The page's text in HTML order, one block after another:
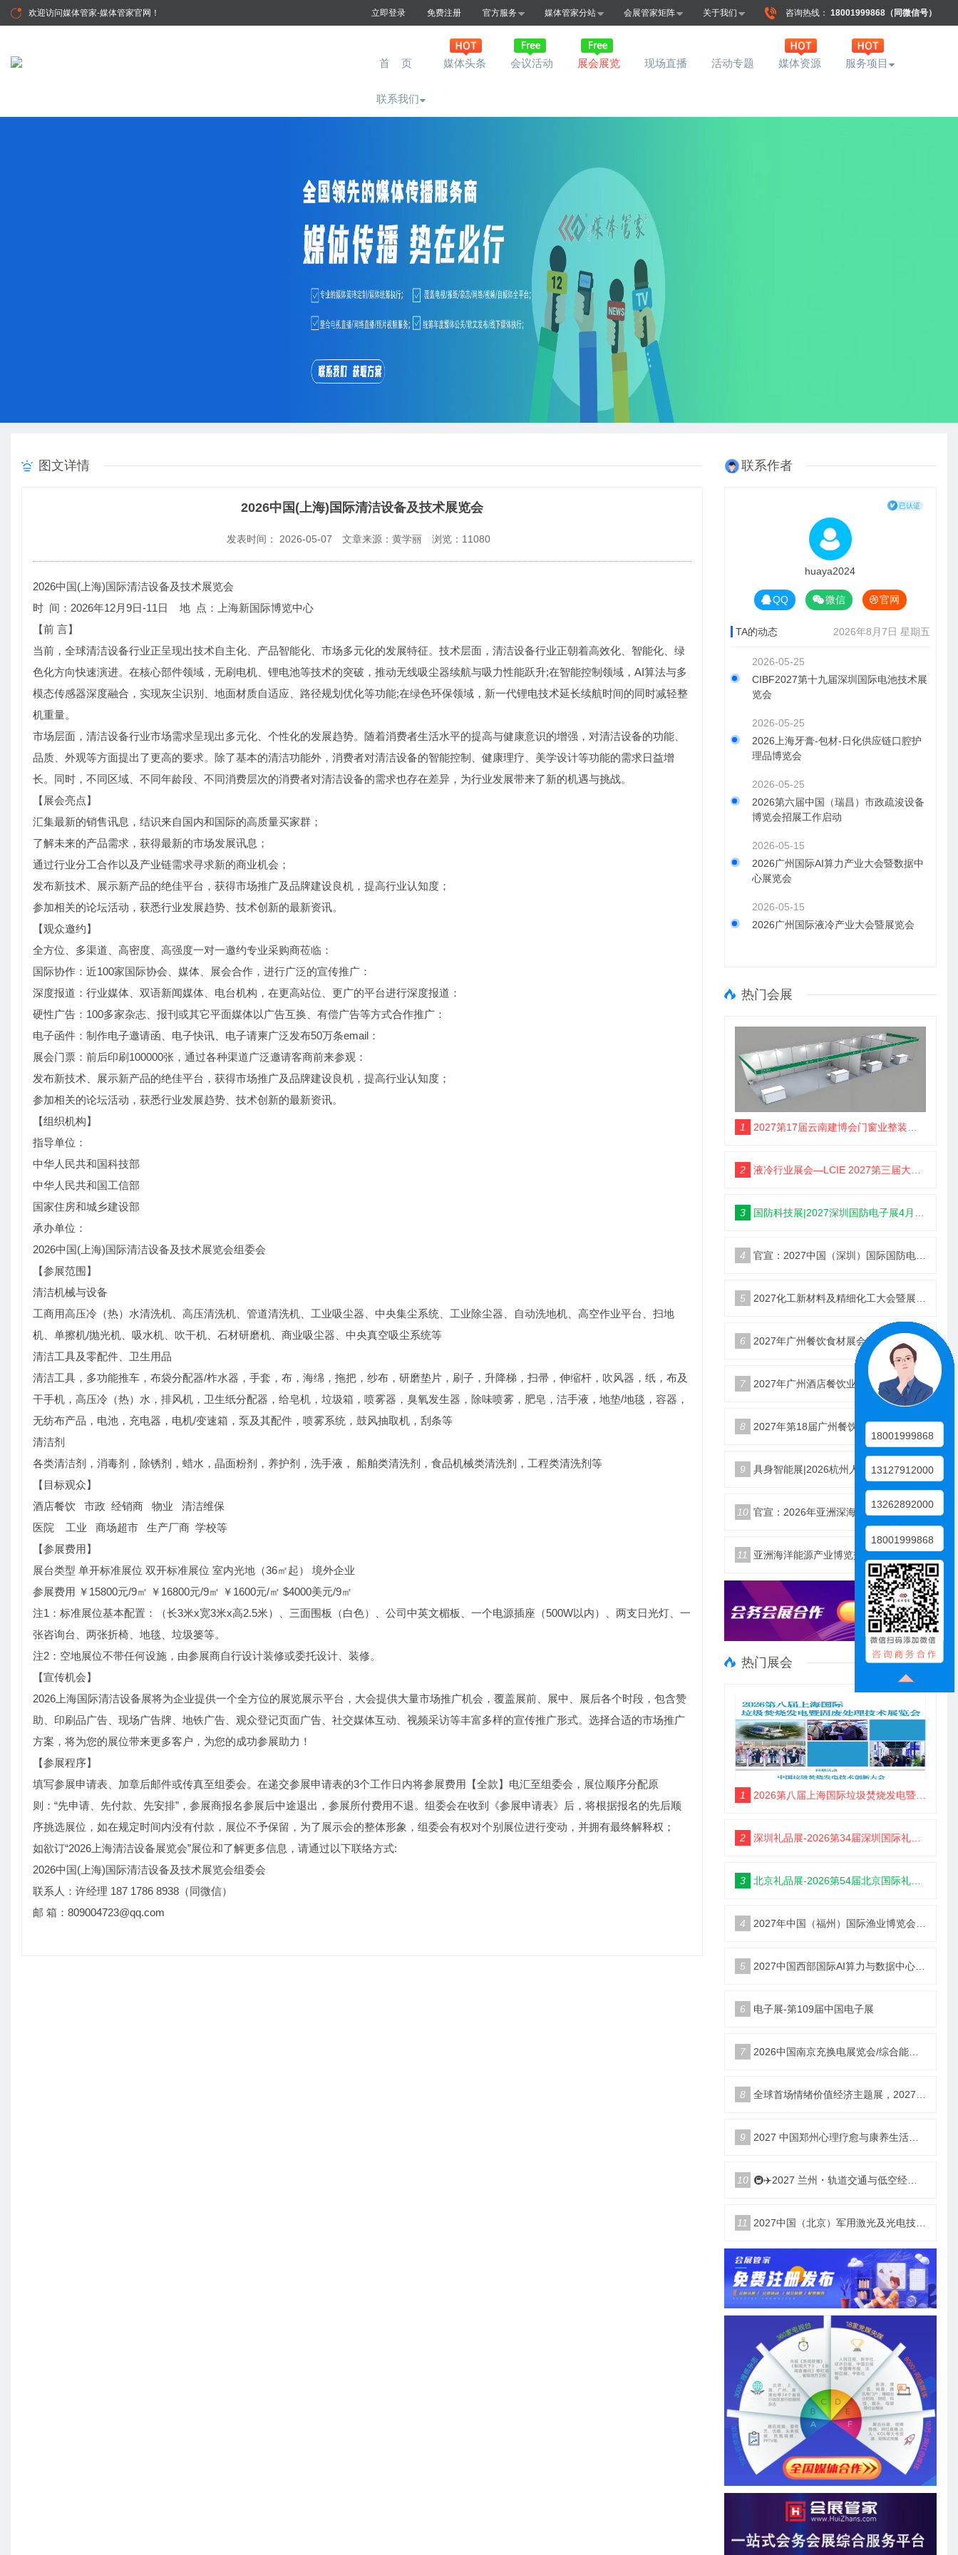
欢迎访问媒体管家-媒体管家官网 ！ 立即登录 免费注册 官方服务 媒体管家分站 会展管家矩阵 关于我们 咨询热线： 18001999868（同微信号）
首 页 媒体头条 会议活动 展会展览 现场直播 活动专题 媒体资源 服务项目
联系我们
图文详情
2026中国(上海)国际清洁设备及技术展览会
发表时间： 2026-05-07 文章来源：黄学丽 浏览： 11080
2026中国(上海)国际清洁设备及技术展览会
时 间：2026年12月9日-11日 地 点：上海新国际博览中心
【前 言】
当前，全球清洁设备行业正呈现出技术自主化、产品智能化、市场多元化的发展特征。技术层面，清洁设备行业正朝着高效化、智能化、绿
色化方向快速演进。在核心部件领域，无刷电机、锂电池等技术的突破，推动无线吸尘器续航与吸力性能跃升;在智能控制领域，AI算法与多
模态传感器深度融合，实现灰尘识别、地面材质自适应、路径规划优化等功能;在绿色环保领域，新一代锂电技术延长续航时间的同时减轻整
机重量。
市场层面，清洁设备行业市场需求呈现出多元化、个性化的发展趋势。随着消费者生活水平的提高与健康意识的增强，对清洁设备的功能、
品质、外观等方面提出了更高的要求。除了基本的清洁功能外，消费者对清洁设备的智能控制、健康理疗、美学设计等功能的需求日益增
长。同时，不同区域、不同年龄段、不同消费层次的消费者对清洁设备的需求也存在差异，为行业发展带来了新的机遇与挑战。
【展会亮点】
汇集最新的销售讯息，结识来自国内和国际的高质量买家群；
了解未来的产品需求，获得最新的市场发展讯息；
通过行业分工合作以及产业链需求寻求新的商业机会；
发布新技术、展示新产品的绝佳平台，获得市场推广及品牌建设良机，提高行业认知度；
参加相关的论坛活动，获悉行业发展趋势、技术创新的最新资讯。
【观众邀约】
全方位、多渠道、高密度、高强度一对一邀约专业采购商莅临：
国际协作：近100家国际协会、媒体、展会合作，进行广泛的宣传推广：
深度报道：行业媒体、双语新闻媒体、电台机构，在更高站位、更广的平台进行深度报道：
硬性广告：100多家杂志、报刊或其它平面媒体以广告互换、有偿广告等方式合作推广：
电子函件：制作电子邀请函、电子快讯、电子请柬广泛发布50万条email：
展会门票：前后印刷100000张，通过各种渠道广泛邀请客商前来参观：
发布新技术、展示新产品的绝佳平台，获得市场推广及品牌建设良机，提高行业认知度；
参加相关的论坛活动，获悉行业发展趋势、技术创新的最新资讯。
【组织机构】
指导单位：
中华人民共和国科技部
中华人民共和国工信部
国家住房和城乡建设部
承办单位：
2026中国(上海)国际清洁设备及技术展览会组委会
【参展范围】
清洁机械与设备
工商用高压冷（热）水清洗机、高压清洗机、管道清洗机、工业吸尘器、中央集尘系统、工业除尘器、自动洗地机、高空作业平台、扫地
机、单擦机/抛光机、吸水机、吹干机、石材研磨机、商业吸尘器、中央真空吸尘系统等
清洁工具及零配件、卫生用品
清洁工具，多功能推车，布袋分配器/柞水器，手套，布，海绵，拖把，纱布，研磨垫片，刷子，升降梯，扫帚，伸缩杆，吹风器，纸，布及
干手机，高压冷（热）水，排风机，卫生纸分配器，给皂机，垃圾箱，喷雾器，臭氧发生器，除味喷雾，肥皂，洁手液，地垫/地毯，容器，
无纺布产品，电池，充电器，电机/变速箱，泵及其配件，喷雾系统，鼓风抽取机，刮条等
清洁剂
各类清洁剂，消毒剂，除锈剂，蜡水，晶面粉剂，养护剂，洗手液， 船舶类清洗剂，食品机械类清洗剂，工程类清洗剂等
【目标观众】
酒店餐饮 市政 经销商 物业 清洁维保
医院 工业 商场超市 生产厂商 学校等
【参展费用】
展台类型 单开标准展位 双开标准展位 室内光地（36㎡起） 境外企业
参展费用 ￥15800元/9㎡ ￥16800元/9㎡ ￥1600元/㎡ $4000美元/9㎡
注1：标准展位基本配置：（长3米x宽3米x高2.5米）、三面围板（白色）、公司中英文楣板、一个电源插座（500W以内）、两支日光灯、一
张咨询台、两张折椅、地毯、垃圾篓等。
注2：空地展位不带任何设施，由参展商自行设计装修或委托设计、装修。
【宣传机会】
2026上海国际清洁设备展将为企业提供一个全方位的展览展示平台，大会提供大量市场推广机会，覆盖展前、展中、展后各个时段，包含赞
助、印刷品广告、现场广告牌、地铁广告、观众登记页面广告、社交媒体互动、视频采访等丰富多样的宣传推广形式。选择合适的市场推广
方案，将为您的展位带来更多客户，为您的成功参展助力！
【参展程序】
填写参展申请表、加章后邮件或传真至组委会。在递交参展申请表的3个工作日内将参展费用【全款】电汇至组委会，展位顺序分配原
则：“先申请、先付款、先安排”，参展商报名参展后中途退出，参展所付费用不退。组委会在收到《参展申请表》后，将根据报名的先后顺
序挑选展位，如在规定时间内没有付款，展位不予保留，为了展示会的整体形象，组委会有权对个别展位进行变动，并拥有最终解释权；
如欲订“2026上海清洁设备展览会”展位和了解更多信息，请通过以下联络方式:
2026中国(上海)国际清洁设备及技术展览会组委会
联系人：许经理 187 1786 8938（同微信）
邮 箱：809004723@qq.com
联系作者
huaya2024
QQ 微信 官网
TA的动态 2026年8月7日 星期五
2026-05-25
CIBF2027第十九届深圳国际电池技术展
览会
2026-05-25
2026上海牙膏-包材-日化供应链口腔护
理品博览会
2026-05-25
2026第六届中国（瑞昌）市政疏浚设备
博览会招展工作启动
2026-05-15
2026广州国际AI算力产业大会暨数据中
心展览会
2026-05-15
2026广州国际液冷产业大会暨展览会
热门会展
1 2027第17届云南建博会门窗业整装定制智能家居卫浴建材展会
2 液冷行业展会—LCIE 2027第三届大湾区国际液冷产业大会暨展览会（深圳）
3 国防科技展|2027深圳国防电子展4月9日启幕
4 官宣：2027中国（深圳）国际国防电子博览会
5 2027化工新材料及精细化工大会暨展览会定档苏州
6 2027年广州餐饮食材展会5月20日召开
7 2027年广州酒店餐饮业博览会|广州餐博会
8 2027年第18届广州餐饮食材展览会
9 具身智能展|2026杭州人形机器人展|仿生机器人展5月启幕
10 官宣：2026年亚洲深海开发与海底作业装备博览交易会
11 亚洲海洋能源产业博览交易会2026年12月18日举办
热门展会
1 2026第八届上海国际垃圾焚烧发电暨固废处理技术展览会
2 深圳礼品展-2026第34届深圳国际礼品及家居用品展览会
3 北京礼品展-2026第54届北京国际礼品、赠品及家庭用品展览会
4 2027年中国（福州）国际渔业博览会|福州渔博会
5 2027中国西部国际AI算力与数据中心液冷产业展览会
6 电子展-第109届中国电子展
7 2026中国南京充换电展览会/综合能源服务站博览会
8 全球首场情绪价值经济主题展，2027郑州国际情绪价值经济博览会
9 2027 中国郑州心理疗愈与康养生活产业博览会
10 🚇✈️2027 兰州・轨道交通与低空经济展览会即将启幕！
11 2027中国（北京）军用激光及光电技术展览会
18001999868
13127912000
13262892000
18001999868